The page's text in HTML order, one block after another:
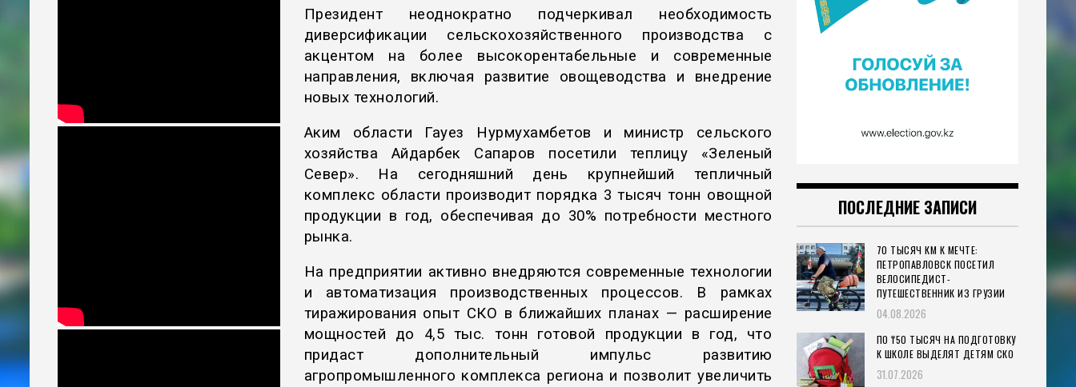
Президент неоднократно подчеркивал необходимость
диверсификации сельскохозяйственного производства с
акцентом на более высокорентабельные и современные
направления, включая развитие овощеводства и внедрение
новых технологий.
Аким области Гауез Нурмухамбетов и министр сельского
хозяйства Айдарбек Сапаров посетили теплицу «Зеленый
Север». На сегодняшний день крупнейший тепличный
комплекс области производит порядка 3 тысяч тонн овощной
продукции в год, обеспечивая до 30% потребности местного
рынка.
На предприятии активно внедряются современные технологии
и автоматизация производственных процессов. В рамках
тиражирования опыт СКО в ближайших планах — расширение
мощностей до 4,5 тыс. тонн готовой продукции в год, что
придаст дополнительный импульс развитию
агропромышленного комплекса региона и позволит увеличить
ПОСЛЕДНИЕ ЗАПИСИ
70 ТЫСЯЧ КМ К МЕЧТЕ:
ПЕТРОПАВЛОВСК ПОСЕТИЛ
ВЕЛОСИПЕДИСТ-
ПУТЕШЕСТВЕННИК ИЗ ГРУЗИИ
04.08.2026
ПО ₸50 ТЫСЯЧ НА ПОДГОТОВКУ
К ШКОЛЕ ВЫДЕЛЯТ ДЕТЯМ СКО
31.07.2026